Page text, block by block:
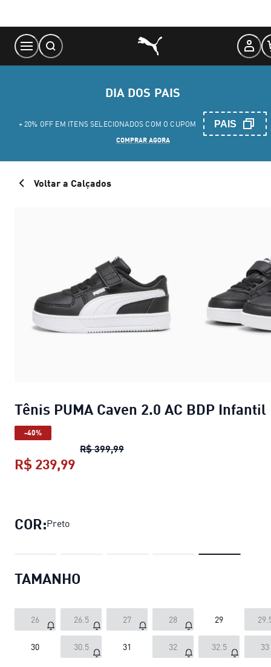
Content
DIA DOS PAIS
+ 20% OFF EM ITENS SELECIONADOS COM O CUPOM PAIS
COMPRAR AGORA
Voltar a Calçados
Tênis PUMA Caven 2.0 AC BDP Infantil
-40%
R$ 399,99Tênis PUMA Caven 2.0 AC BDP
R$ 239,99
COR:Preto
TAMANHO
26 26.5 27 28 29
30 30.5 31 32 32.5 33